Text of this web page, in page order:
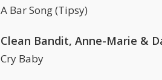
A Bar Song (Tipsy)
Cry Baby